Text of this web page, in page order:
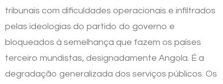
tribunais com dificuldades operacionais e infiltrados
pelas ideologias do partido do governo e
bloqueados à semelhança que fazem os países
terceiro mundistas, designadamente Angola. É a
degradação generalizada dos serviços públicos. Os